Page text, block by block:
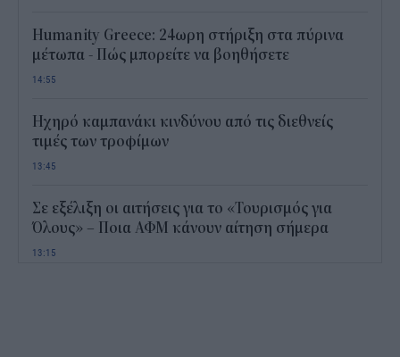
Humanity Greece: 24ωρη στήριξη στα πύρινα
μέτωπα - Πώς μπορείτε να βοηθήσετε
14:55
Ηχηρό καμπανάκι κινδύνου από τις διεθνείς
τιμές των τροφίμων
13:45
Σε εξέλιξη οι αιτήσεις για το «Τουρισμός για
Όλους» – Ποια ΑΦΜ κάνουν αίτηση σήμερα
13:15